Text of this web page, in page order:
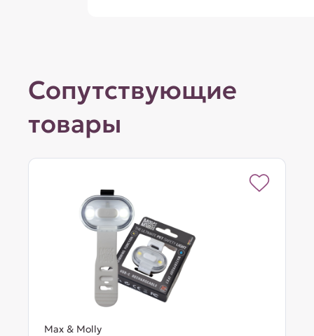
Сопутствующие
товары
Max & Molly